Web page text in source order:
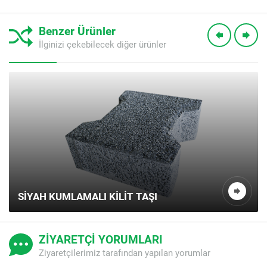
Benzer Ürünler
İlginizi çekebilecek diğer ürünler
KARE PLAKA TAŞI KIRMIZI
ZİYARETÇİ YORUMLARI
Ziyaretçilerimiz tarafından yapılan yorumlar